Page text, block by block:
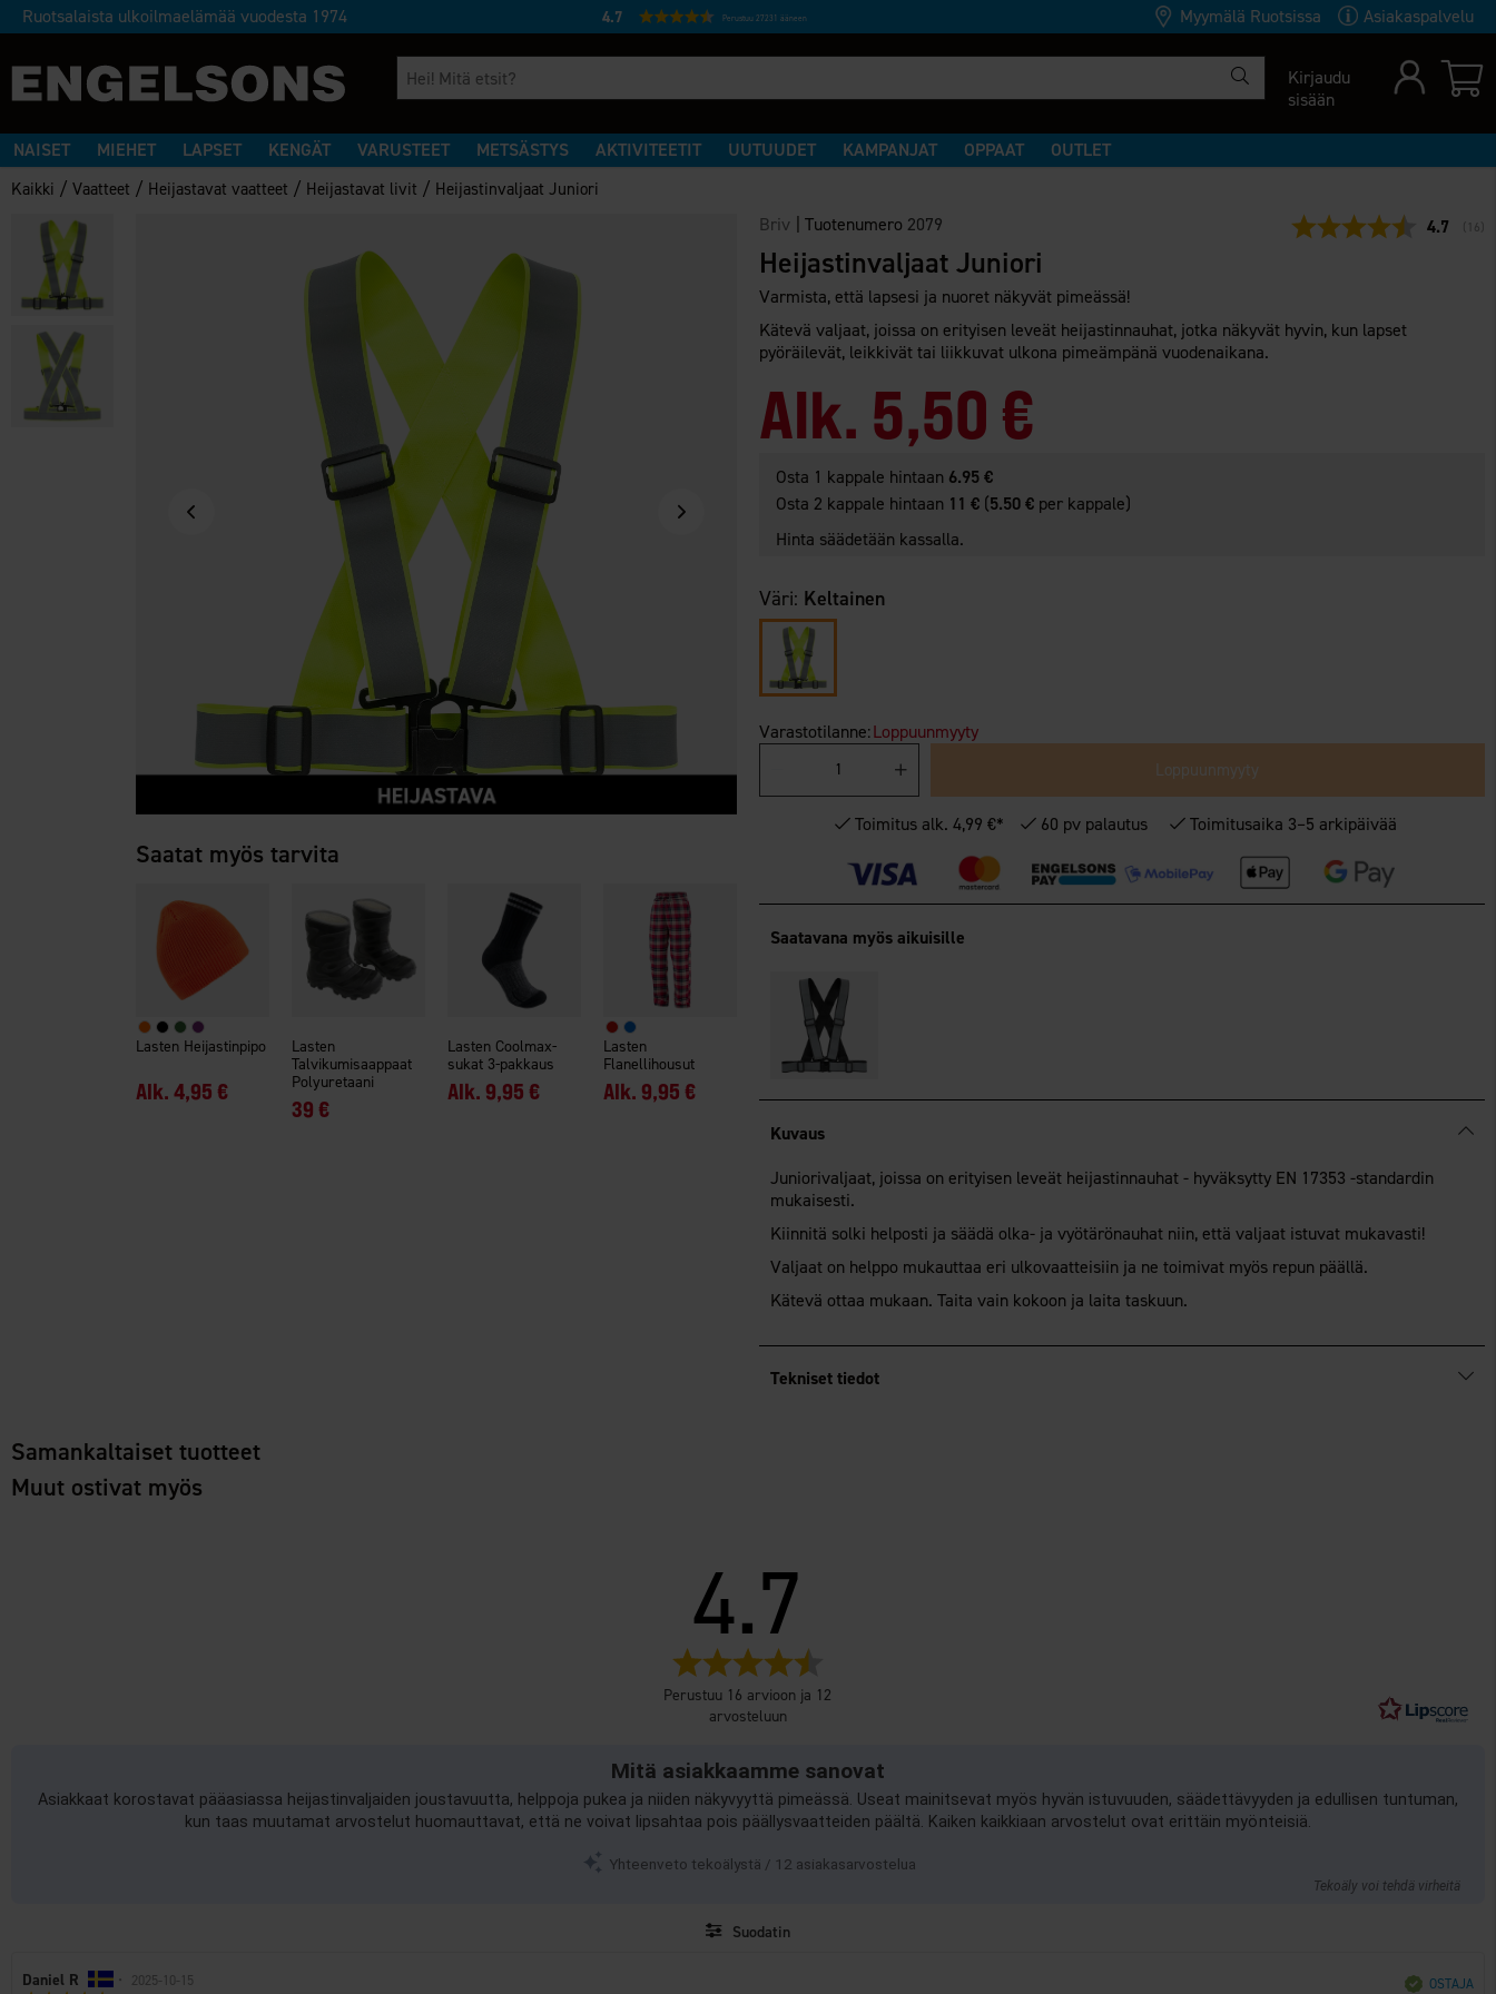
Ruotsalaista ulkoilmaelämää vuodesta 1974 4.7 Perustuu 27231 ääneen Myymälä Ruotsissa Asiakaspalvelu
Kirjaudu
sisään
NAISET MIEHET LAPSET KENGÄT VARUSTEET METSÄSTYS AKTIVITEETIT UUTUUDET KAMPANJAT OPPAAT OUTLET
Kaikki /Vaatteet / Heijastavat vaatteet / Heijastavat livit / Heijastinvaljaat Juniori
Saatat myös tarvita
Lasten Heijastinpipo
Alk. 4,95 €
Lasten
Talvikumisaappaat
Polyuretaani
39 €
Lasten Coolmax-
sukat 3-pakkaus
Alk. 9,95 €
Lasten
Flanellihousut
Alk. 9,95 €
Briv |Tuotenumero 2079 4.7 ( 16
Heijastinvaljaat Juniori
Varmista, että lapsesi ja nuoret näkyvät pimeässä!
Kätevä valjaat, joissa on erityisen leveät heijastinnauhat, jotka näkyvät hyvin, kun lapset
pyöräilevät, leikkivät tai liikkuvat ulkona pimeämpänä vuodenaikana.
Alk. 5,50 €
Osta 1 kappale hintaan 6.95 €
Osta 2 kappale hintaan 11 € (5.50 € per kappale)
Hinta säädetään kassalla.
Väri: Keltainen
Varastotilanne:Loppuunmyyty
Loppuunmyyty
Toimitus alk. 4,99 €* 60 pv palautus Toimitusaika 3–5 arkipäivää
Saatavana myös aikuisille
Kuvaus
Juniorivaljaat, joissa on erityisen leveät heijastinnauhat - hyväksytty EN 17353 -standardin
mukaisesti.
Kiinnitä solki helposti ja säädä olka- ja vyötärönauhat niin, että valjaat istuvat mukavasti!
Valjaat on helppo mukauttaa eri ulkovaatteisiin ja ne toimivat myös repun päällä.
Kätevä ottaa mukaan. Taita vain kokoon ja laita taskuun.
Tekniset tiedot
Samankaltaiset tuotteet
Muut ostivat myös
4.7
5:sta
Perustuu 16 arvioon ja 12
arvosteluun
Mitä asiakkaamme sanovat
Asiakkaat korostavat pääasiassa heijastinvaljaiden joustavuutta, helppoja pukea ja niiden näkyvyyttä pimeässä. Useat mainitsevat myös hyvän istuvuuden, säädettävyyden ja edullisen tuntuman,
kun taas muutamat arvostelut huomauttavat, että ne voivat lipsahtaa pois päällysvaatteiden päältä. Kaiken kaikkiaan arvostelut ovat erittäin myönteisiä.
Yhteenveto tekoälystä / 12 asiakasarvostelua
Tekoäly voi tehdä virheitä
Suodatin
Arvostelun
Daniel R • Arvostelun
2025-10-15 Vahvistettu
OSTAJA